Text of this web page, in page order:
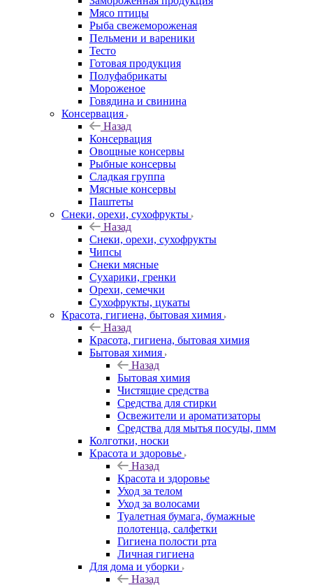
Мясо птицы
Рыба свежемороженая
Пельмени и вареники
Тесто
Готовая продукция
Полуфабрикаты
Мороженое
Говядина и свинина
Консервация
Назад
Консервация
Овощные консервы
Рыбные консервы
Сладкая группа
Мясные консервы
Паштеты
Снеки, орехи, сухофрукты
Назад
Снеки, орехи, сухофрукты
Чипсы
Снеки мясные
Сухарики, гренки
Орехи, семечки
Сухофрукты, цукаты
Красота, гигиена, бытовая химия
Назад
Красота, гигиена, бытовая химия
Бытовая химия
Назад
Бытовая химия
Чистящие средства
Средства для стирки
Освежители и ароматизаторы
Средства для мытья посуды, пмм
Колготки, носки
Красота и здоровье
Назад
Красота и здоровье
Уход за телом
Уход за волосами
Туалетная бумага, бумажные
полотенца, салфетки
Гигиена полости рта
Личная гигиена
Для дома и уборки
Назад